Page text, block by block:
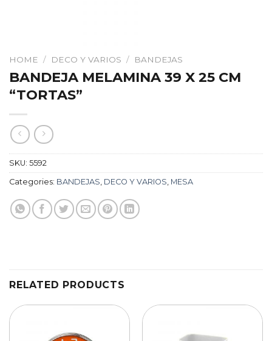
HOME / DECO Y VARIOS / BANDEJAS
BANDEJA MELAMINA 39 X 25 CM
“TORTAS”
SKU: 5592
Categories: BANDEJAS, DECO Y VARIOS, MESA
RELATED PRODUCTS